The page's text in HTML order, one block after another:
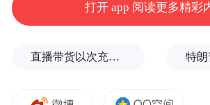
打开 app 阅读更多精彩
直播带货以次充好、拒不发货，算诈骗吗？